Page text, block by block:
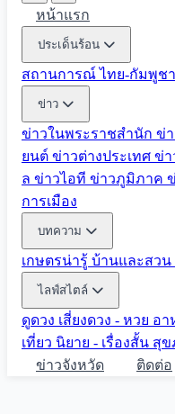
หน้าแรก
ประเด็นร้อน
สถานการณ์ ไทย-กัมพูชา
ข่าว
ข่าวในพระราชสำนัก ข่
ยนต์ ข่าวต่างประเทศ ข่า
ล ข่าวไอที ข่าวภูมิภาค
การเมือง
บทความ
เกษตรน่ารู้ บ้านและสวน
ไลฟ์สไตล์
ดูดวง เสี่ยงดวง - หวย อา
เที่ยว นิยาย - เรื่องสั้น สุข
ข่าวจังหวัด
ติดต่อ